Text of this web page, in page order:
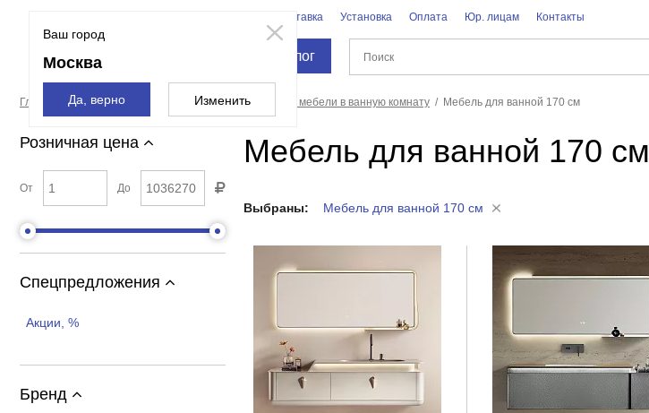
Ваш город
Москва
Да, верно Изменить
Доставка Установка Оплата Юр. лицам Контакты
Каталог
Главная страница Мебель для ванной Комплекты мебели в ванную комнату Мебель для ванной 170 см
Розничная цена
От До
Спецпредложения
Акции, %
Бренд
Мебель для ванной 170 см
Выбраны: Мебель для ванной 170 см